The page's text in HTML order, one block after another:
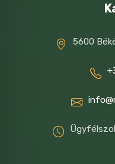
5600